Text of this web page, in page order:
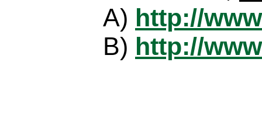
A) http://
B) http://